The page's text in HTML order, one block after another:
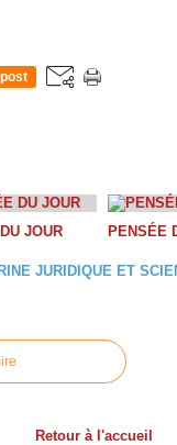
JOUR PENSÉE
JURIDIQUE ET
Retour à l'accueil